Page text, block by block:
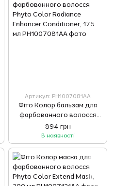
Артикул: PH1007081AA
Фіто Колор бальзам для
фарбованного волосся
Phyto Color Radiance
Enhancer Conditioner, 175
мл
894 грн
В наявності